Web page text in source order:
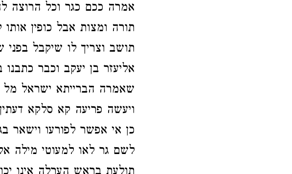
אמרה ככם כגר וכל הרוצה
תורה ומצות אבל כופין אותו
תושב וצריך לו שיקבל
אליעזר בן יעקב וכבר
שאמרה הברייתא ישראל מל
ויעשה פריעה קא סלקא
כן אי אפשר לפורעו וישאר
לשם גר לאו למעוטי מילה